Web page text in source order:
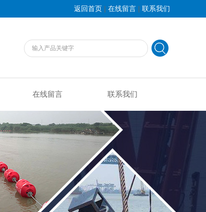
返回首页 | 在线留言 | 联系我们
在线留言 联系我们